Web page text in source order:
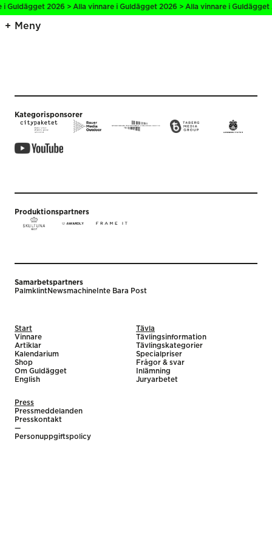
Guldägget 2026 > Alla vinnare i Guldägget 2026 > Alla vinnare i
Meny
Kategorisponsorer
Produktionspartners
Samarbetspartners
PalmklintNewsmachine Inte Bara Post
Start
Vinnare
Artiklar
Kalendarium
Shop
Om Guldägget
English
Tävla
Tävlingsinformation
Tävlingskategorier
Specialpriser
Frågor & svar
Inlämning
Juryarbetet
Press
Pressmeddelanden
Presskontakt
—
Personuppgiftspolicy